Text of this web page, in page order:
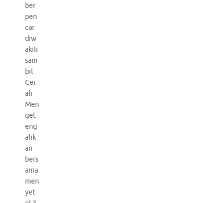
ber
pen
car
diw
akili
sam
bil
Cer
ah
Men
get
eng
ahk
an
bers
ama
men
yet